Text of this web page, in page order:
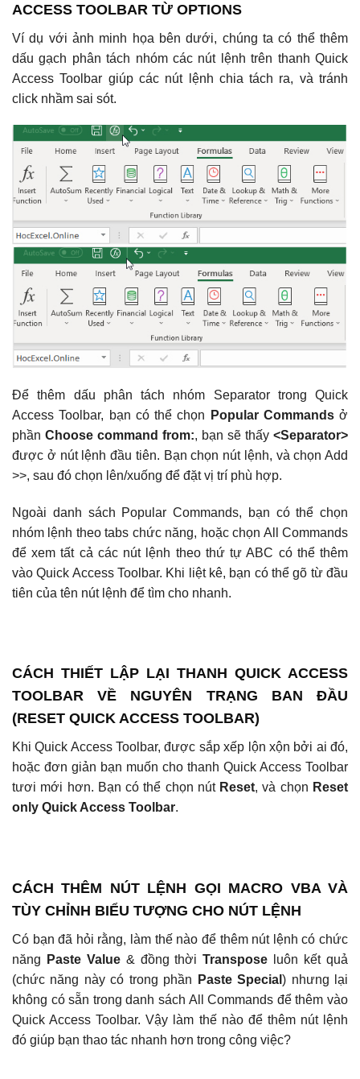
ACCESS TOOLBAR TỪ OPTIONS
Ví dụ với ảnh minh họa bên dưới, chúng ta có thể thêm
dấu gạch phân tách nhóm các nút lệnh trên thanh Quick
Access Toolbar giúp các nút lệnh chia tách ra, và tránh
click nhầm sai sót.
Để thêm dấu phân tách nhóm Separator trong Quick
Access Toolbar, bạn có thể chọn
Popular Commandsở
phần Choose command from:, bạn sẽ thấy <Separator>
được ở nút lệnh đầu tiên. Bạn chọn nút lệnh, và chọn Add
>>, sau đó chọn lên/xuống để đặt vị trí phù hợp.
Ngoài danh sách Popular Commands, bạn có thể chọn
nhóm lệnh theo tabs chức năng, hoặc chọn All Commands
để xem tất cả các nút lệnh theo thứ tự ABC có thể thêm
vào Quick Access Toolbar. Khi liệt kê, bạn có thể gõ từ đầu
tiên của tên nút lệnh để tìm cho nhanh.
CÁCH THIẾT LẬP LẠI THANH QUICK ACCESS
TOOLBAR VỀ NGUYÊN TRẠNG BAN ĐẦU
(RESET QUICK ACCESS TOOLBAR)
Khi Quick Access Toolbar, được sắp xếp lộn xộn bởi ai đó,
hoặc đơn giản bạn muốn cho thanh Quick Access Toolbar
tươi mới hơn. Bạn có thể chọn nút Reset, và chọn Reset
only Quick Access Toolbar.
CÁCH THÊM NÚT LỆNH GỌI MACRO VBA VÀ
TÙY CHỈNH BIỂU TƯỢNG CHO NÚT LỆNH
Có bạn đã hỏi rằng, làm thế nào để thêm nút lệnh có chức
năng
Paste Value& đồng thờiTranspose luôn kết quả
(chức năng này có trong phần
Paste Special) nhưng lại
không có sẵn trong danh sách All Commands để thêm vào
Quick Access Toolbar. Vậy làm thế nào để thêm nút lệnh
đó giúp bạn thao tác nhanh hơn trong công việc?